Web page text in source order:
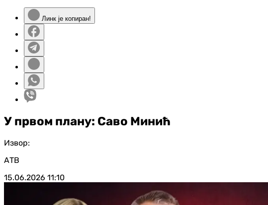
Линк је копиран!
У првом плану: Саво Минић
Извор:
АТВ
15.06.2026 11:10